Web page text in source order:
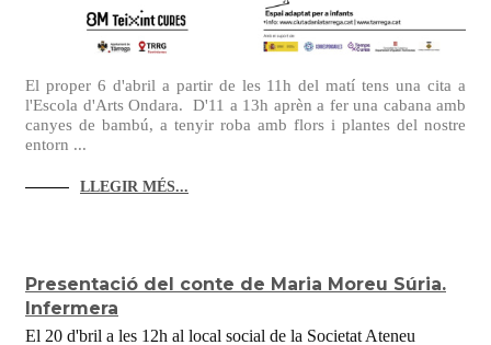
El proper 6 d'abril a partir de les 11h del matí tens una cita a
l'Escola d'Arts Ondara. D'11 a 13h aprèn a fer una cabana amb
canyes de bambú, a tenyir roba amb flors i plantes del nostre
entorn ...
LLEGIR MÉS...
Presentació del conte de Maria Moreu Súria.
Infermera
El 20 d'bril a les 12h al local social de la Societat Ateneu